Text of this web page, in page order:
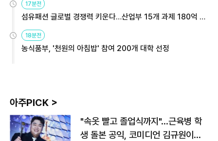
17분전
섬유패션 글로벌 경쟁력 키운다…산업부 15개 과제 180억 지
원
18분전
농식품부, '천원의 아침밥' 참여 200개 대학 선정
아주PICK >
"속옷 빨고 졸업식까지"…근육병 학
생 돌본 공익, 코미디언 김규원이었